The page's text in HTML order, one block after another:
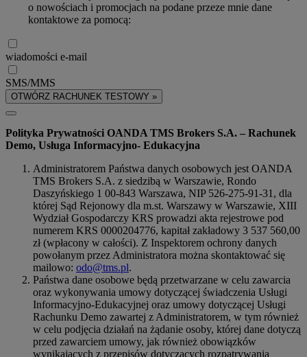
o nowościach i promocjach na podane przeze mnie dane
kontaktowe za pomocą:
wiadomości e-mail
SMS/MMS
OTWÓRZ RACHUNEK TESTOWY »
Polityka Prywatności OANDA TMS Brokers S.A. – Rachunek
Demo, Usługa Informacyjno- Edukacyjna
Administratorem Państwa danych osobowych jest OANDA
TMS Brokers S.A. z siedzibą w Warszawie, Rondo
Daszyńskiego 1 00-843 Warszawa, NIP 526-275-91-31, dla
której Sąd Rejonowy dla m.st. Warszawy w Warszawie, XIII
Wydział Gospodarczy KRS prowadzi akta rejestrowe pod
numerem KRS 0000204776, kapitał zakładowy 3 537 560,00
zł (wpłacony w całości). Z Inspektorem ochrony danych
powołanym przez Administratora można skontaktować się
mailowo: odo@tms.pl.
Państwa dane osobowe będą przetwarzane w celu zawarcia
oraz wykonywania umowy dotyczącej świadczenia Usługi
Informacyjno-Edukacyjnej oraz umowy dotyczącej Usługi
Rachunku Demo zawartej z Administratorem, w tym również
w celu podjęcia działań na żądanie osoby, której dane dotyczą
przed zawarciem umowy, jak również obowiązków
wynikających z przepisów dotyczących rozpatrywania